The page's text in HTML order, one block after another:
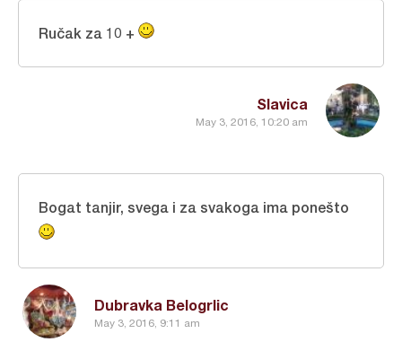
Slavica
May 3, 2016, 10:20 am
Ručak za 10 +
Dubravka Belogrlic
May 3, 2016, 9:11 am
Bogat tanjir, svega i za svakoga ima ponešto